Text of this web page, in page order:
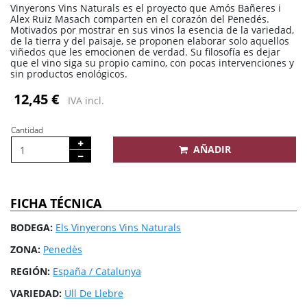
Vinyerons Vins Naturals es el proyecto que Amós Bañeres i
Alex Ruiz Masach comparten en el corazón del Penedés.
Motivados por mostrar en sus vinos la esencia de la variedad,
de la tierra y del paisaje, se proponen elaborar solo aquellos
viñedos que les emocionen de verdad. Su filosofía es dejar
que el vino siga su propio camino, con pocas intervenciones y
sin productos enológicos.
12,45 € IVA incl.
Cantidad
AÑADIR
FICHA TÉCNICA
BODEGA: Els Vinyerons Vins Naturals
ZONA: Penedès
REGIÓN: España / Catalunya
VARIEDAD: Ull De Llebre